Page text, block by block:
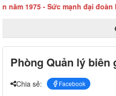
1975 - Sức mạnh đại đoàn
Phòng Quản lý biên
Chia sẻ: Facebook